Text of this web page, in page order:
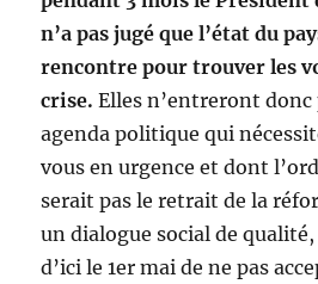
n’a pas jugé que l’état du
rencontre pour trouver les
crise. Elles n’entreront donc
agenda politique qui
vous en urgence et dont
serait pas le retrait de la
un dialogue social de
d’ici le 1er mai de ne pas